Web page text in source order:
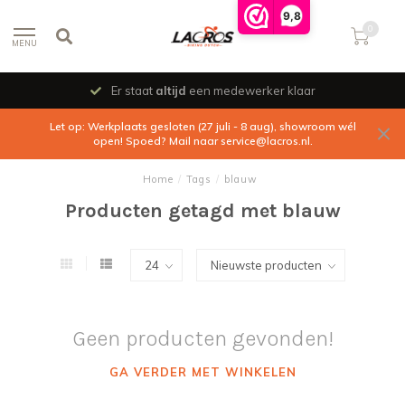
9,8
MENU
0
Er staat altijd een medewerker klaar
Let op: Werkplaats gesloten (27 juli - 8 aug), showroom wél
open! Spoed? Mail naarservice@lacros.nl.
Home / Tags / blauw
Producten getagd met blauw
Geen producten gevonden!
GA VERDER MET WINKELEN